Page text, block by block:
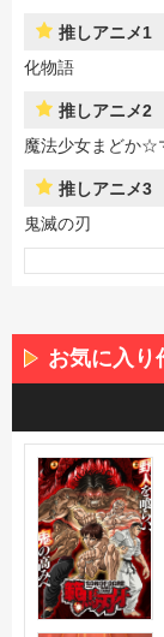
推しアニメ1
化物語
推しアニメ2
魔法少女まどか☆
推しアニメ3
鬼滅の刃
お気に入り